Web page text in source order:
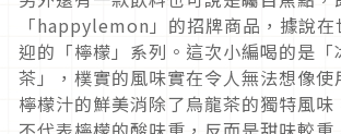
「happylemon」的招牌商品，據說
迎的「檸檬」系列。這次小編喝的是「
茶」，樸實的風味實在令人無法想像使
檸檬汁的鮮美消除了烏龍茶的獨特風味